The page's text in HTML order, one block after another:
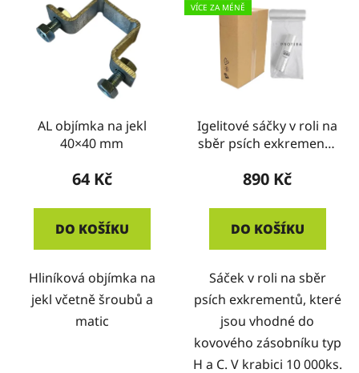
AL objímka na jekl
40×40 mm
64 Kč
DO KOŠÍKU
Hliníková objímka na
jekl včetně šroubů a
matic
VÍCE ZA MÉNĚ
Igelitové sáčky v roli na
sběr psích exkrementů
890 Kč
DO KOŠÍKU
Sáček v roli na sběr
psích exkrementů, které
jsou vhodné do
kovového zásobníku typ
H a C. V krabici 10 000ks.